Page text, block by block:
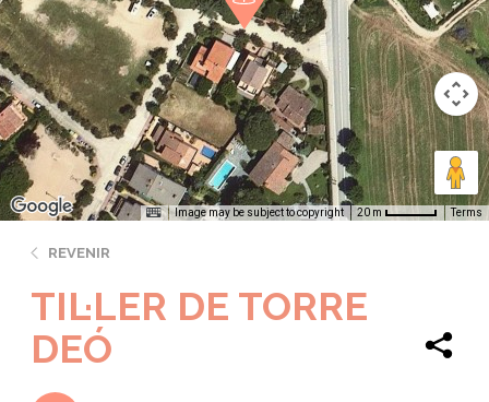
Image may be subject to copyright 20 m Terms
REVENIR
TIL·LER DE TORRE
DEÓ